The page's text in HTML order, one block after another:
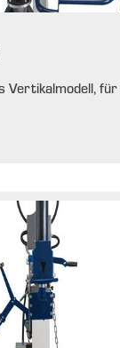
Vertikalmodell,